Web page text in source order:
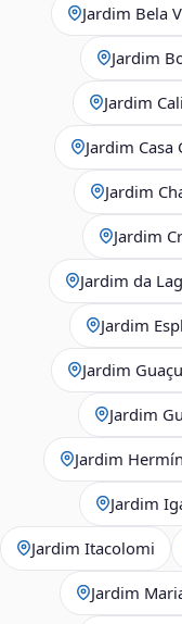
Jardim Bela
Jardim
Jardim
Jardim Casa
Jardim
Jardim
Jardim da
Jardim
Jardim
Jardim
Jardim
Jardim
Jardim Itacolomi
Jardim